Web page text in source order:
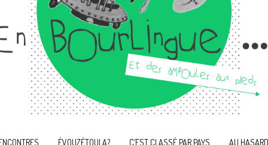
ÉVOUZÉTOULA? C’EST CLASSÉ PAR PAYS AU